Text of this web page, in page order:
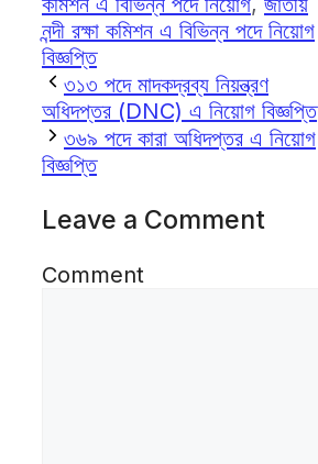
নন্দী রক্ষা কমিশন এ বিভিন্ন পদে নিয়োগ
বিজ্ঞপ্তি
৩১৩ পদে মাদকদ্রব্য নিয়ন্ত্রণ
অধিদপ্তর (DNC) এ নিয়োগ বিজ্ঞপ্তি
৩৬৯ পদে কারা অধিদপ্তর এ নিয়োগ
বিজ্ঞপ্তি
Leave a Comment
Comment